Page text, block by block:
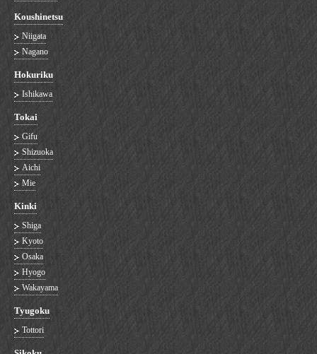
Koushinetsu
Niigata
Nagano
Hokuriku
Ishikawa
Tokai
Gifu
Shizuoka
Aichi
Mie
Kinki
Shiga
Kyoto
Osaka
Hyogo
Wakayama
Tyugoku
Tottori